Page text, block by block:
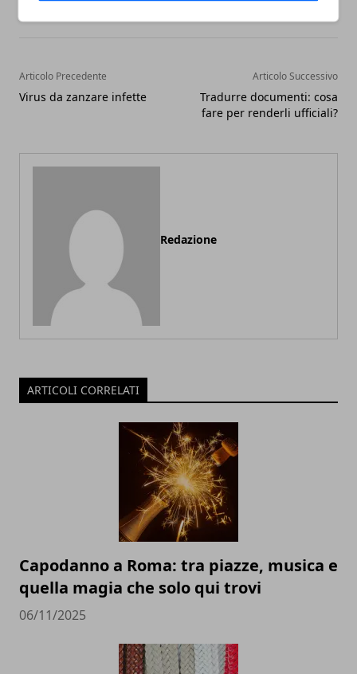
Articolo Precedente
Virus da zanzare infette
Articolo Successivo
Tradurre documenti: cosa
fare per renderli ufficiali?
Redazione
ARTICOLI CORRELATI
Capodanno a Roma: tra piazze, musica e
quella magia che solo qui trovi
06/11/2025